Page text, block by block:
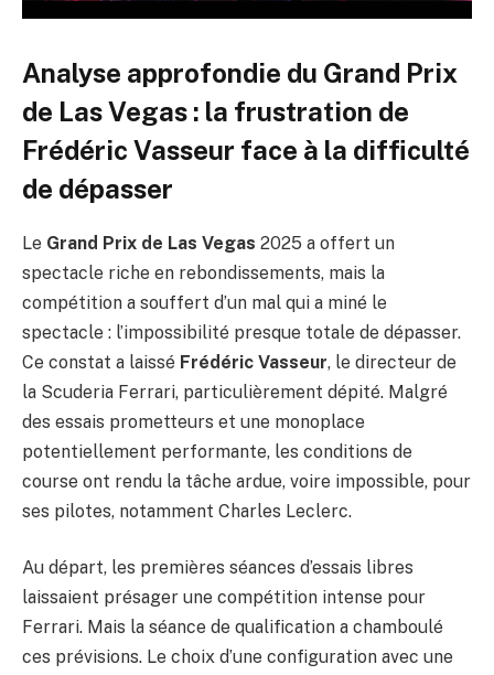
Analyse approfondie du Grand Prix
de Las Vegas : la frustration de
Frédéric Vasseur face à la difficulté
de dépasser
Le Grand Prix de Las Vegas 2025 a offert un
spectacle riche en rebondissements, mais la
compétition a souffert d’un mal qui a miné le
spectacle : l’impossibilité presque totale de dépasser.
Ce constat a laissé Frédéric Vasseur, le directeur de
la Scuderia Ferrari, particulièrement dépité. Malgré
des essais prometteurs et une monoplace
potentiellement performante, les conditions de
course ont rendu la tâche ardue, voire impossible, pour
ses pilotes, notamment Charles Leclerc.
Au départ, les premières séances d’essais libres
laissaient présager une compétition intense pour
Ferrari. Mais la séance de qualification a chamboulé
ces prévisions. Le choix d’une configuration avec une